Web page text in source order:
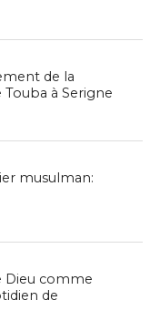
de la
à Serigne
musulman:
Dieu comme
de